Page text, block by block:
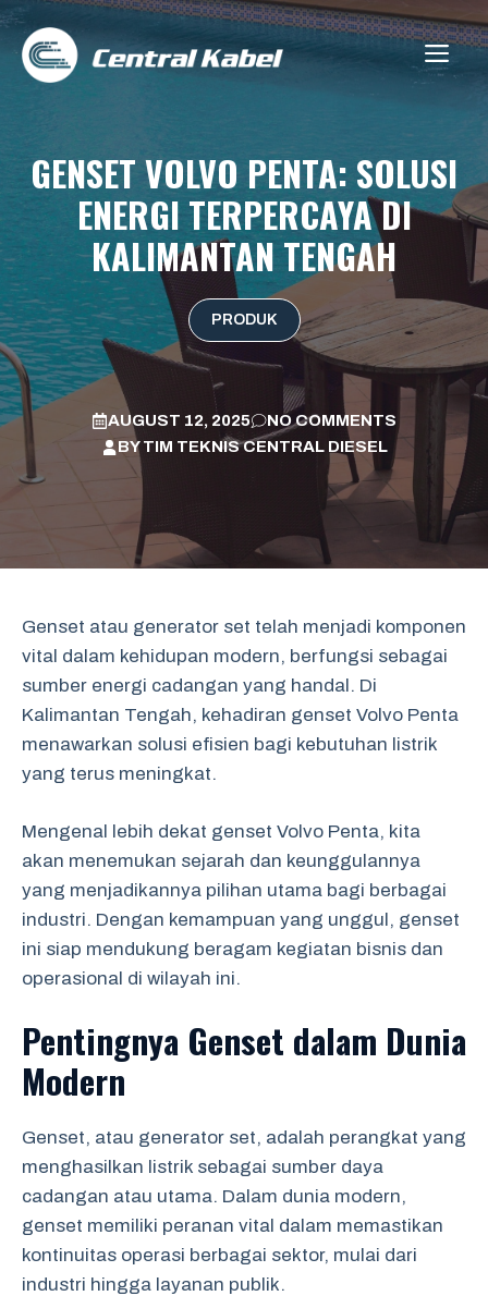
Skip
content
GENSET VOLVO PENTA: SOLUSI
ENERGI TERPERCAYA DI
KALIMANTAN TENGAH
PRODUK
AUGUST 12, 2025
NO COMMENTS
BYTIM TEKNIS CENTRAL DIESEL
Genset atau generator set telah menjadi komponen
vital dalam kehidupan modern, berfungsi sebagai
sumber energi cadangan yang handal. Di
Kalimantan Tengah, kehadiran genset Volvo Penta
menawarkan solusi efisien bagi kebutuhan listrik
yang terus meningkat.
Mengenal lebih dekat genset Volvo Penta, kita
akan menemukan sejarah dan keunggulannya
yang menjadikannya pilihan utama bagi berbagai
industri. Dengan kemampuan yang unggul, genset
ini siap mendukung beragam kegiatan bisnis dan
operasional di wilayah ini.
Pentingnya Genset dalam Dunia
Modern
Genset, atau generator set, adalah perangkat yang
menghasilkan listrik sebagai sumber daya
cadangan atau utama. Dalam dunia modern,
genset memiliki peranan vital dalam memastikan
kontinuitas operasi berbagai sektor, mulai dari
industri hingga layanan publik.